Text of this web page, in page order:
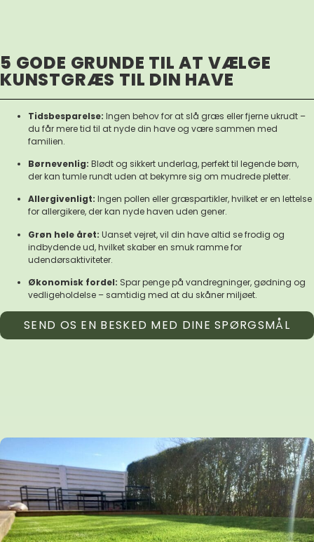
5 GODE GRUNDE TIL AT VÆLGE
KUNSTGRÆS TIL DIN HAVE
Tidsbesparelse: Ingen behov for at slå græs eller fjerne ukrudt –
du får mere tid til at nyde din have og være sammen med
familien.
Børnevenlig: Blødt og sikkert underlag, perfekt til legende børn,
der kan tumle rundt uden at bekymre sig om mudrede pletter.
Allergivenligt: Ingen pollen eller græspartikler, hvilket er en lettelse
for allergikere, der kan nyde haven uden gener.
Grøn hele året: Uanset vejret, vil din have altid se frodig og
indbydende ud, hvilket skaber en smuk ramme for
udendørsaktiviteter.
Økonomisk fordel: Spar penge på vandregninger, gødning og
vedligeholdelse – samtidig med at du skåner miljøet.
SEND OS EN BESKED MED DINE SPØRGSMÅL